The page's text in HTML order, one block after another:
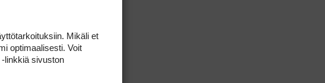
Mikäli et
optimaalisesti. Voit
-linkkiä sivuston